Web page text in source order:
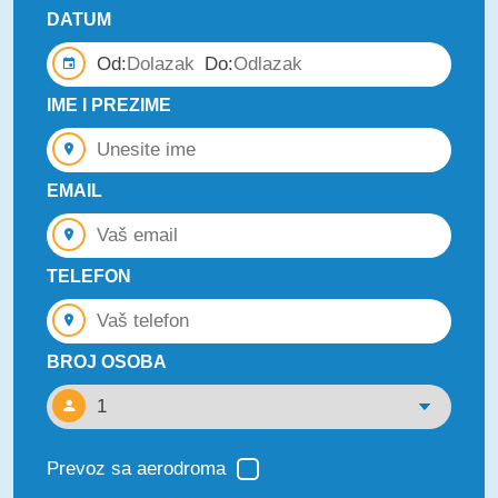
DATUM
Od: Do:
IME I PREZIME
EMAIL
TELEFON
BROJ OSOBA
Prevoz sa aerodroma